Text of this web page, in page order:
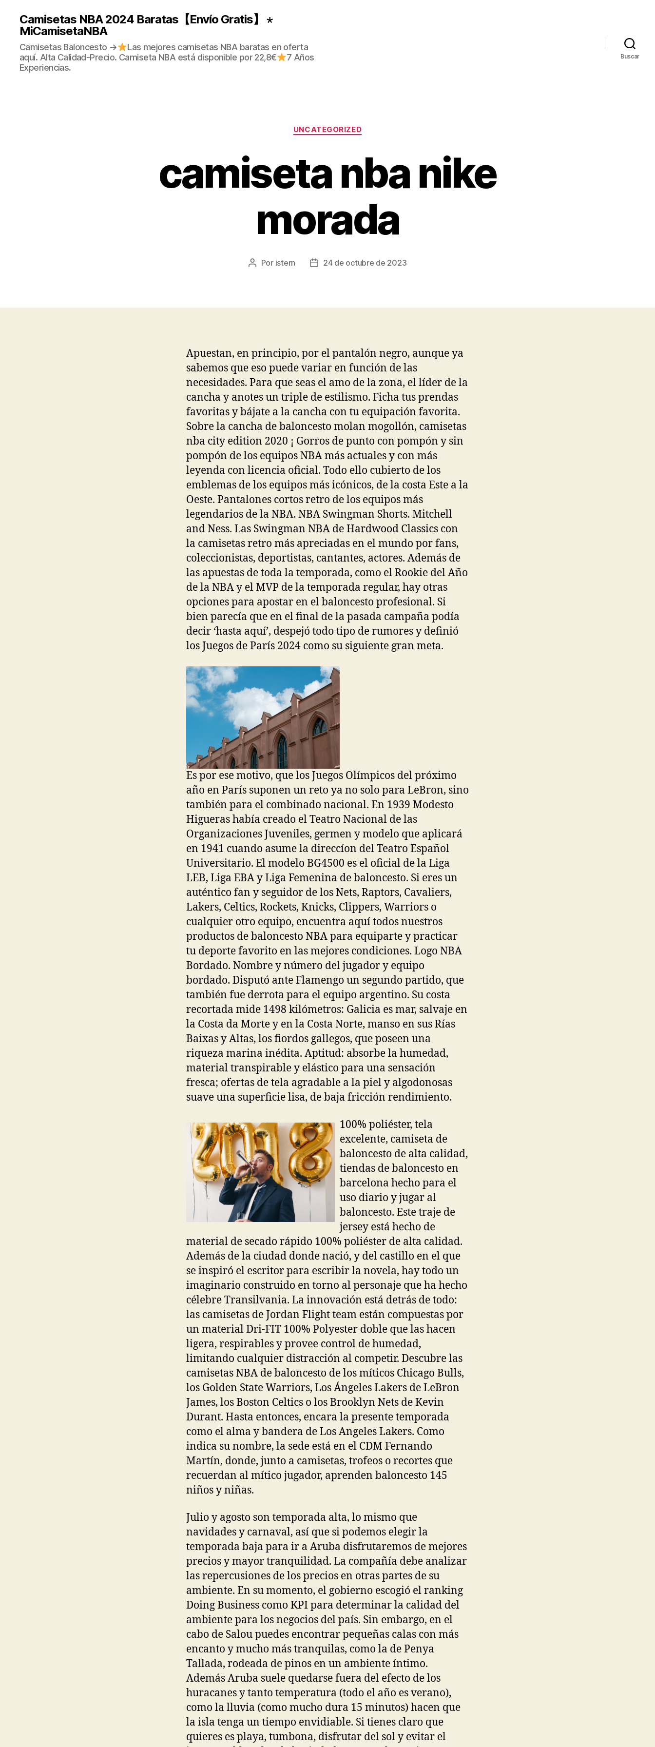
Camisetas NBA 2024 Baratas【Envío Gratis】 ⋆
MiCamisetaNBA
Camisetas Baloncesto →
Las mejores camisetas NBA baratas en oferta
aquí. Alta Calidad-Precio. Camiseta NBA está disponible por 22,8€
7 Años
Experiencias.
Buscar
Categorías
UNCATEGORIZED
camiseta nba nike
morada
Autor
Por istern
Fecha24 de octubre de 2023
Apuestan, en principio, por el pantalón negro, aunque ya
sabemos que eso puede variar en función de las
necesidades. Para que seas el amo de la zona, el líder de la
cancha y anotes un triple de estilismo. Ficha tus prendas
favoritas y bájate a la cancha con tu equipación favorita.
Sobre la cancha de baloncesto molan mogollón, camisetas
nba city edition 2020 ¡ Gorros de punto con pompón y sin
pompón de los equipos NBA más actuales y con más
leyenda con licencia oficial. Todo ello cubierto de los
emblemas de los equipos más icónicos, de la costa Este a la
Oeste. Pantalones cortos retro de los equipos más
legendarios de la NBA. NBA Swingman Shorts. Mitchell
and Ness. Las Swingman NBA de Hardwood Classics con
la camisetas retro más apreciadas en el mundo por fans,
coleccionistas, deportistas, cantantes, actores. Además de
las apuestas de toda la temporada, como el Rookie del Año
de la NBA y el MVP de la temporada regular, hay otras
opciones para apostar en el baloncesto profesional. Si
bien parecía que en el final de la pasada campaña podía
decir ‘hasta aquí’, despejó todo tipo de rumores y definió
los Juegos de París 2024 como su siguiente gran meta.
Es por ese motivo, que los Juegos Olímpicos del próximo
año en París suponen un reto ya no solo para LeBron, sino
también para el combinado nacional. En 1939 Modesto
Higueras había creado el Teatro Nacional de las
Organizaciones Juveniles, germen y modelo que aplicará
en 1941 cuando asume la direccíon del Teatro Español
Universitario. El modelo BG4500 es el oficial de la Liga
LEB, Liga EBA y Liga Femenina de baloncesto. Si eres un
auténtico fan y seguidor de los Nets, Raptors, Cavaliers,
Lakers, Celtics, Rockets, Knicks, Clippers, Warriors o
cualquier otro equipo, encuentra aquí todos nuestros
productos de baloncesto NBA para equiparte y practicar
tu deporte favorito en las mejores condiciones. Logo NBA
Bordado. Nombre y número del jugador y equipo
bordado. Disputó ante Flamengo un segundo partido, que
también fue derrota para el equipo argentino. Su costa
recortada mide 1498 kilómetros: Galicia es mar, salvaje en
la Costa da Morte y en la Costa Norte, manso en sus Rías
Baixas y Altas, los fiordos gallegos, que poseen una
riqueza marina inédita. Aptitud: absorbe la humedad,
material transpirable y elástico para una sensación
fresca; ofertas de tela agradable a la piel y algodonosas
suave una superficie lisa, de baja fricción rendimiento.
100% poliéster, tela
excelente, camiseta de
baloncesto de alta calidad,
tiendas de baloncesto en
barcelona hecho para el
uso diario y jugar al
baloncesto. Este traje de
jersey está hecho de
material de secado rápido 100% poliéster de alta calidad.
Además de la ciudad donde nació, y del castillo en el que
se inspiró el escritor para escribir la novela, hay todo un
imaginario construido en torno al personaje que ha hecho
célebre Transilvania. La innovación está detrás de todo:
las camisetas de Jordan Flight team están compuestas por
un material Dri-FIT 100% Polyester doble que las hacen
ligera, respirables y provee control de humedad,
limitando cualquier distracción al competir. Descubre las
camisetas NBA de baloncesto de los míticos Chicago Bulls,
los Golden State Warriors, Los Ángeles Lakers de LeBron
James, los Boston Celtics o los Brooklyn Nets de Kevin
Durant. Hasta entonces, encara la presente temporada
como el alma y bandera de Los Angeles Lakers. Como
indica su nombre, la sede está en el CDM Fernando
Martín, donde, junto a camisetas, trofeos o recortes que
recuerdan al mítico jugador, aprenden baloncesto 145
niños y niñas.
Julio y agosto son temporada alta, lo mismo que
navidades y carnaval, así que si podemos elegir la
temporada baja para ir a Aruba disfrutaremos de mejores
precios y mayor tranquilidad. La compañía debe analizar
las repercusiones de los precios en otras partes de su
ambiente. En su momento, el gobierno escogió el ranking
Doing Business como KPI para determinar la calidad del
ambiente para los negocios del país. Sin embargo, en el
cabo de Salou puedes encontrar pequeñas calas con más
encanto y mucho más tranquilas, como la de Penya
Tallada, rodeada de pinos en un ambiente íntimo.
Además Aruba suele quedarse fuera del efecto de los
huracanes y tanto temperatura (todo el año es verano),
como la lluvia (como mucho dura 15 minutos) hacen que
la isla tenga un tiempo envidiable. Si tienes claro que
quieres es playa, tumbona, disfrutar del sol y evitar el